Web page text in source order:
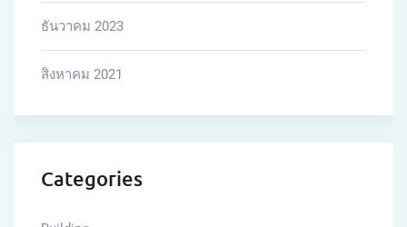
ธันวาคม 2023
สิงหาคม 2021
Categories